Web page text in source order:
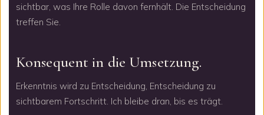
sichtbar, was Ihre Rolle davon fernhält. Die Entscheidung
treffen Sie.
Konsequent in die Umsetzung.
Erkenntnis wird zu Entscheidung, Entscheidung zu
sichtbarem Fortschritt. Ich bleibe dran, bis es trägt.